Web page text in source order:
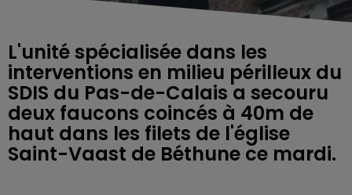
L'unité spécialisée dans les
interventions en milieu périlleux du
SDIS du Pas-de-Calais a secouru
deux faucons coincés à 40m de
haut dans les filets de l'église
Saint-Vaast de Béthune ce mardi.